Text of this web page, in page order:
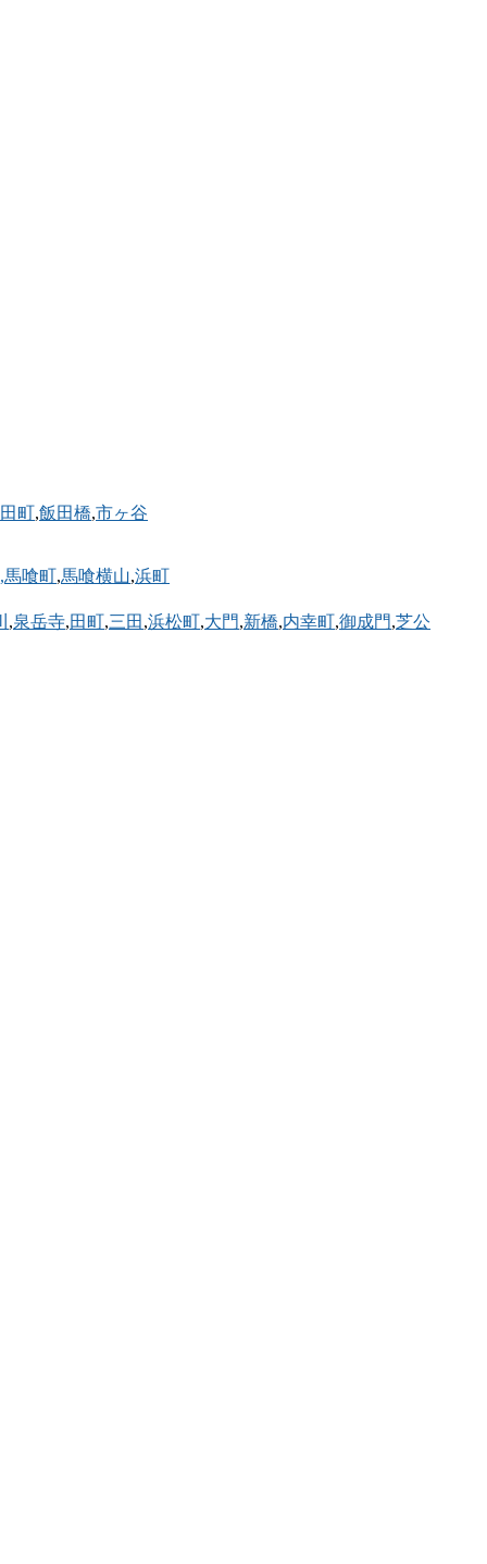
町,飯田橋,市ヶ谷
,馬喰町,馬喰横山,浜町
,泉岳寺,田町,三田 ,浜松町,大門,新橋,内幸町,御成門,芝公